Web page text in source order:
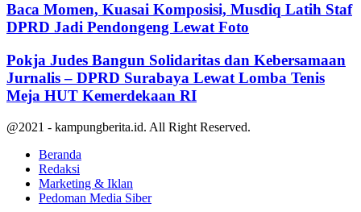
Baca Momen, Kuasai Komposisi, Musdiq Latih Staf
DPRD Jadi Pendongeng Lewat Foto
Pokja Judes Bangun Solidaritas dan Kebersamaan
Jurnalis – DPRD Surabaya Lewat Lomba Tenis
Meja HUT Kemerdekaan RI
@2021 - kampungberita.id. All Right Reserved.
Beranda
Redaksi
Marketing & Iklan
Pedoman Media Siber